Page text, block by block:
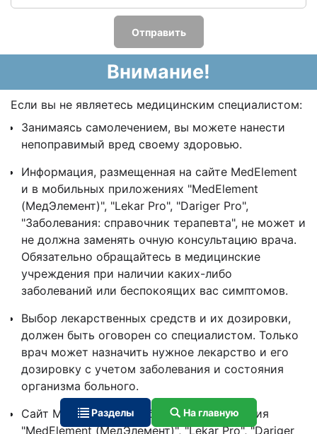
Отправить
Внимание!
Если вы не являетесь медицинским специалистом:
Занимаясь самолечением, вы можете нанести
непоправимый вред своему здоровью.
Информация, размещенная на сайте MedElement
и в мобильных приложениях "MedElement
(МедЭлемент)", "Lekar Pro", "Dariger Pro",
"Заболевания: справочник терапевта", не может и
не должна заменять очную консультацию врача.
Обязательно обращайтесь в медицинские
учреждения при наличии каких-либо
заболеваний или беспокоящих вас симптомов.
Выбор лекарственных средств и их дозировки,
должен быть оговорен со специалистом. Только
врач может назначить нужное лекарство и его
дозировку с учетом заболевания и состояния
организма больного.
Сайт MedElement и мобильные приложения
"MedElement (МедЭлемент)", "Lekar Pro", "Dariger
Разделы На главную